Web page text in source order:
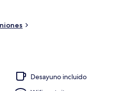
Desayuno incluido